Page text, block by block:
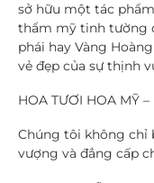
sở hữu một tác
thẩm mỹ tinh tường
phái hay Vàng
vẻ đẹp của sự thịnh
HOA TƯƠI HOA MỸ
Chúng tôi không chỉ
vượng và đẳng cấp